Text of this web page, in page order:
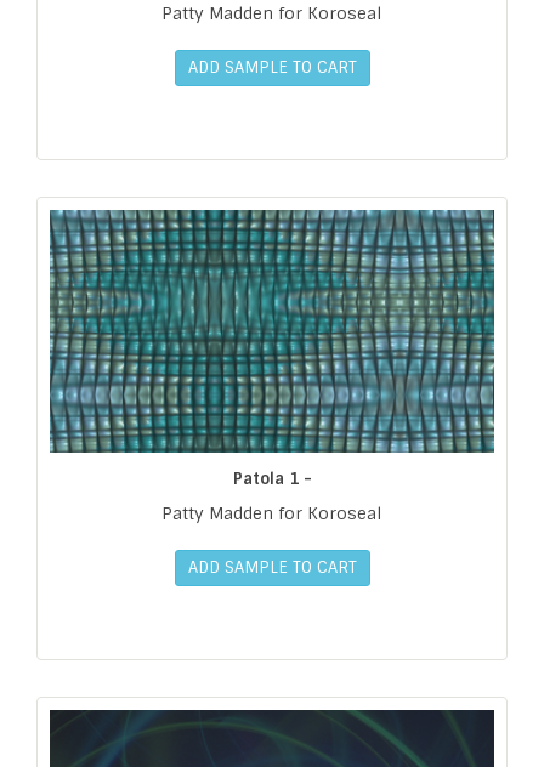
Patty Madden for Koroseal
ADD SAMPLE TO CART
Patola 1 -
Patty Madden for Koroseal
ADD SAMPLE TO CART